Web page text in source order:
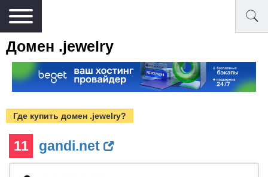
Домен .jewelry
Где купить домен .jewelry?
11 gandi.net